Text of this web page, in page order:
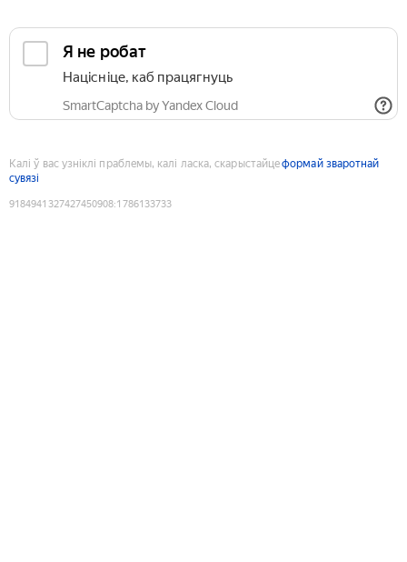
Я не робат
Націсніце, каб працягнуць
SmartCaptcha by Yandex Cloud
Калі ў вас узніклі праблемы, калі ласка, скарыстайцеформай зваротнай
сувязі
9184941327427450908:1786133733